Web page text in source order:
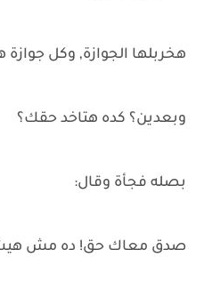
هخربلها الجوازة, وكل جوازة
وبعدين؟ كده هتاخد حقك؟
بصله فجأة وقال:
صدق معاك حق! ده مش